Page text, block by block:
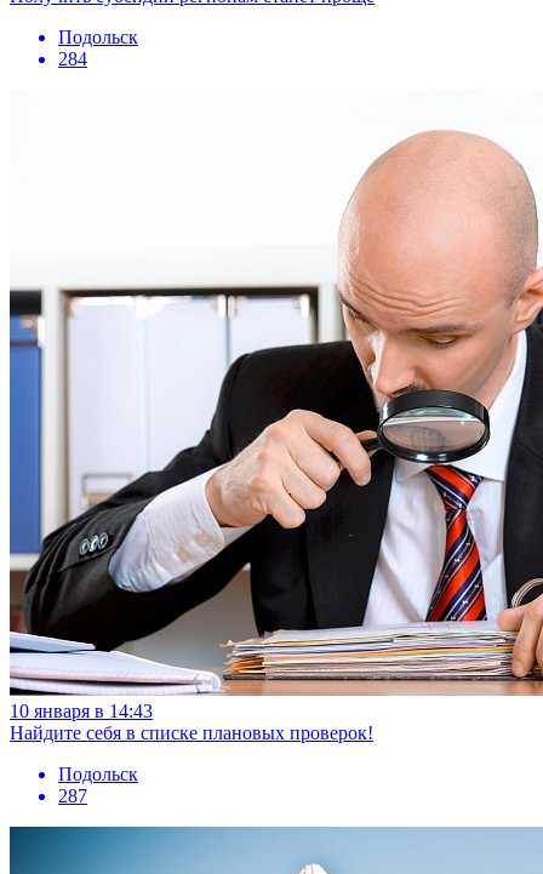
Подольск
284
10 января в 14:43
Найдите себя в списке плановых проверок!
Подольск
287